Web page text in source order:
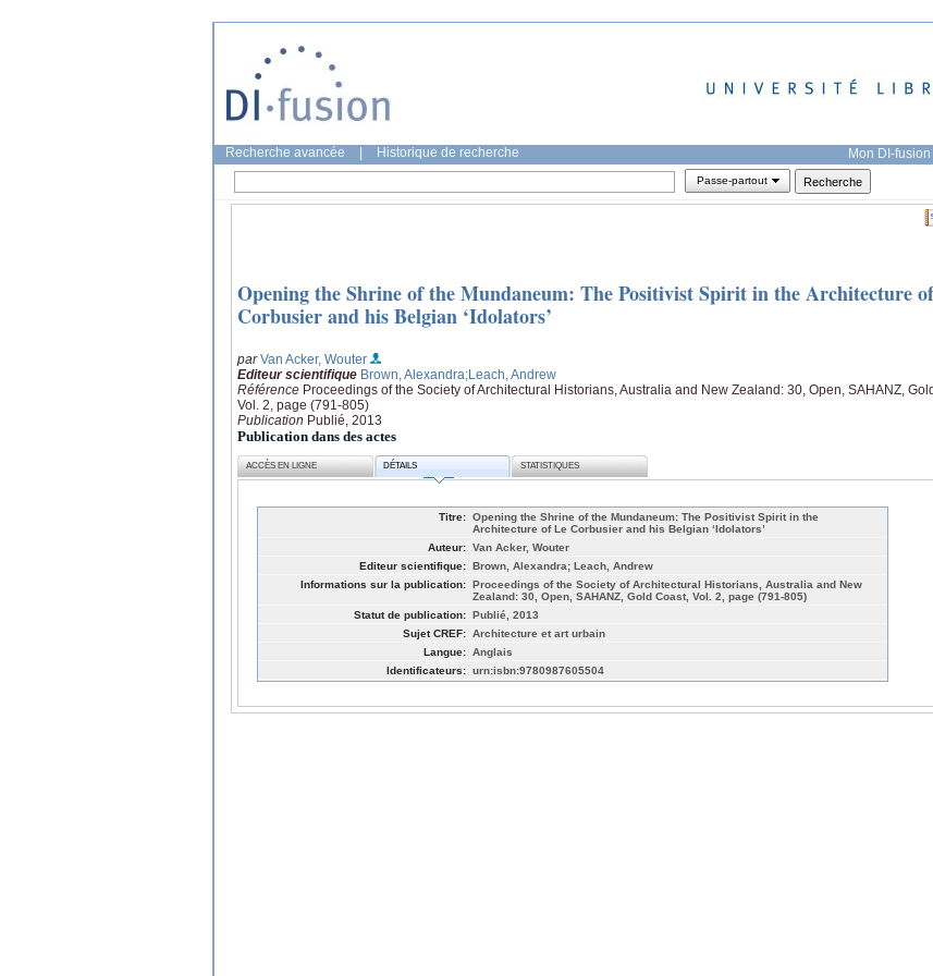
Recherche avancée Historique de recherche Mon DI-fusion
Passe-partout
Opening the Shrine of the Mundaneum: The Positivist Spirit in the Architecture
Corbusier and his Belgian ‘Idolators’
parVan Acker, Wouter
Editeur scientifique Brown, Alexandra;Leach, Andrew
Référence Proceedings of the Society of Architectural Historians, Australia and New Zealand: 30, Open, SAHANZ,
Vol. 2, page (791-805)
Publication Publié, 2013
Publication dans des actes
ACCÈS EN LIGNE DÉTAILS STATISTIQUES
Titre: Opening the Shrine of the Mundaneum: The Positivist Spirit in the
Architecture of Le Corbusier and his Belgian ‘Idolators’
Auteur: Van Acker, Wouter
Editeur scientifique: Brown, Alexandra; Leach, Andrew
Informations sur la publication: Proceedings of the Society of Architectural Historians, Australia and New
Zealand: 30, Open, SAHANZ, Gold Coast, Vol. 2, page (791-805)
Statut de publication: Publié, 2013
Sujet CREF: Architecture et art urbain
Langue: Anglais
Identificateurs: urn:isbn:9780987605504